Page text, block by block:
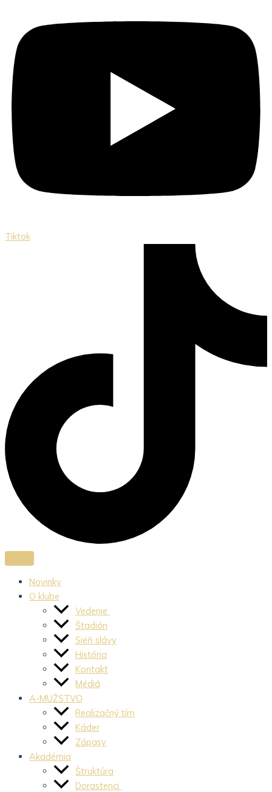
Tiktok
Novinky
O klube
Vedenie
Štadión
Sieň slávy
História
Kontakt
Médiá
A-MUŽSTVO
Realizačný tím
Káder
Zápasy
Akadémia
Štruktúra
Dorastenci